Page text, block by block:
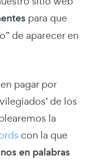
para que
de aparecer en
pagar por
de los
la
con la que
en palabras